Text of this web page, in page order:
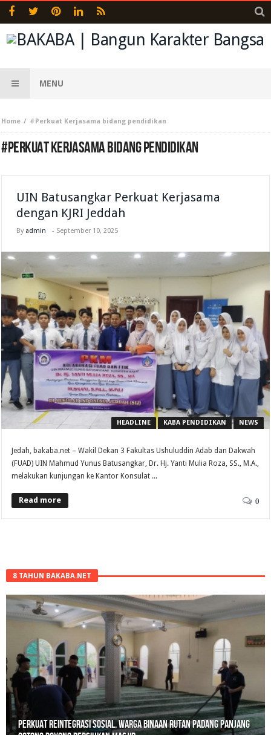
MENU
Home #Perkuat Kerjasama bidang pendidikan
#PERKUAT KERJASAMA BIDANG PENDIDIKAN
UIN Batusangkar Perkuat Kerjasama
dengan KJRI Jeddah
By admin - September 10, 2025
HEADLINE KABA PENDIDIKAN NEWS
Jedah, bakaba.net – Wakil Dekan 3 Fakultas Ushuluddin Adab dan Dakwah
(FUAD) UIN Mahmud Yunus Batusangkar, Dr. Hj. Yanti Mulia Roza, SS., M.A.,
melakukan kunjungan ke Kantor Konsulat ...
Read more 0
8 TAHUN BAKABA.NET
Perkuat Reintegrasi Sosial, Warga Binaan Rutan Padang Panjang